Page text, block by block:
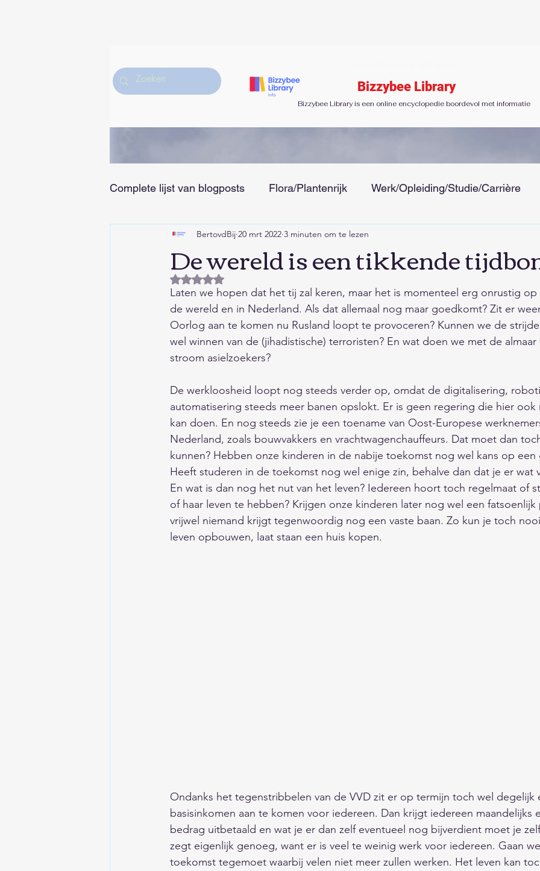
Bizzybee Library
Bizzybee Library is een online encyclopedie boordevol met informatie
Complete lijst van blogposts Flora/Plantenrijk Werk/Opleiding/Studie/Carrière
Hobby/Muziek/Sport en Vrije Tijd Gezondheid/Ziektes/Uiterlijk/Mode
Huis/Tuin/Keuken
Columns/Opinie/Humor Digitaal/Internet/Smartphone/Media Actualiteiten/
Liefde/Seksualiteit Geschiedenis Vakantie/Cultuur/Uitgaan
Aardrijkskunde Eten en drinken Landen/werelddelen/gebieden
Wetenschap/Techniek/Duurzaamheid/ Natuur/Milieu/Klimaat/Ruimte
De wereld is een tikkende
BertovdBij 20 mrt 2022 3 minuten om te lezen
Beoordeeld met NaN uit 5 sterren.
Laten we hopen dat het tij zal keren, maar het is momenteel erg onrustig
de wereld en in Nederland. Als dat allemaal nog maar goedkomt? Zit er
Oorlog aan te komen nu Rusland loopt te provoceren? Kunnen we de
wel winnen van de (jihadistische) terroristen? En wat doen we met de
stroom asielzoekers?
De werkloosheid loopt nog steeds verder op, omdat de digitalisering,
automatisering steeds meer banen opslokt. Er is geen regering die hier ook
kan doen. En nog steeds zie je een toename van Oost-Europese
Nederland, zoals bouwvakkers en vrachtwagenchauffeurs. Dat moet dan
kunnen? Hebben onze kinderen in de nabije toekomst nog wel kans op
Heeft studeren in de toekomst nog wel enige zin, behalve dan dat je er wat
En wat is dan nog het nut van het leven? Iedereen hoort toch regelmaat of
of haar leven te hebben? Krijgen onze kinderen later nog wel een
vrijwel niemand krijgt tegenwoordig nog een vaste baan. Zo kun je toch
leven opbouwen, laat staan een huis kopen.
Ondanks het tegenstribbelen van de VVD zit er op termijn toch wel degelijk
basisinkomen aan te komen voor iedereen. Dan krijgt iedereen maandelijks
bedrag uitbetaald en wat je er dan zelf eventueel nog bijverdient moet je
zegt eigenlijk genoeg, want er is veel te weinig werk voor iedereen. Gaan
toekomst tegemoet waarbij velen niet meer zullen werken. Het leven kan